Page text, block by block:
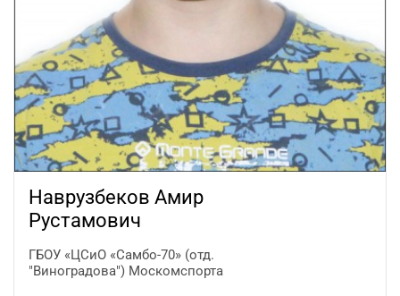
Наврузбеков Амир
Рустамович
ГБОУ «ЦСиО «Самбо-70» (отд.
"Виноградова") Москомспорта